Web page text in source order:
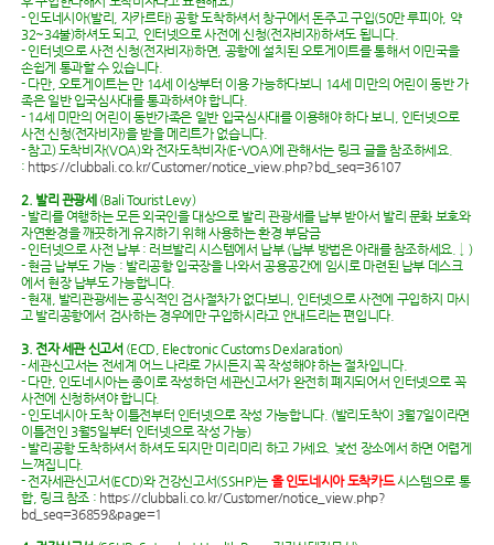
- 인도네시아(발리, 자카르타) 공항 도착하셔서 창구에서 돈주고 구입(50만 루피아, 약
32~34불)하셔도 되고, 인터넷으로 사전에 신청(전자비자)하셔도 됩니다.
- 인터넷으로 사전 신청(전자비자)하면, 공항에 설치된 오토게이트를 통해서 이민국을
손쉽게 통과할 수 있습니다.
- 다만, 오토게이트는 만 14세 이상부터 이용 가능하다보니 14세 미만의 어린이 동반 가
족은 일반 입국심사대를 통과하셔야 합니다.
- 14세 미만의 어린이 동반가족은 일반 입국심사대를 이용해야 하다 보니, 인터넷으로
사전 신청(전자비자)을 받을 메리트가 없습니다.
- 참고) 도착비자(VOA)와 전자도착비자(E-VOA)에 관해서는 링크 글을 참조하세요.
: https://clubbali.co.kr/Customer/notice_view.php?bd_seq=36107
2. 발리 관광세(Bali Tourist Levy)
- 발리를 여행하는 모든 외국인을 대상으로 발리 관광세를 납부 받아서 발리 문화 보호와
자연환경을 깨끗하게 유지하기 위해 사용하는 환경 부담금
- 인터넷으로 사전 납부 : 러브발리 시스템에서 납부 (납부 방법은 아래를 참조하세요. ↓ )
- 현금 납부도 가능 : 발리공항 입국장을 나와서 공용공간에 임시로 마련된 납부 데스크
에서 현장 납부도 가능합니다.
- 현재, 발리관광세는 공식적인 검사절차가 없다보니, 인터넷으로 사전에 구입하지 마시
고 발리공항에서 검사하는 경우에만 구입하시라고 안내드리는 편입니다.
3. 전자 세관 신고서(ECD, Electronic Customs Dexlaration)
- 세관신고서는 전세계 어느 나라로 가시든지 꼭 작성해야 하는 절차입니다.
- 다만, 인도네시아는 종이로 작성하던 세관신고서가 완전히 폐지되어서 인터넷으로 꼭
사전에 신청하셔야 합니다.
- 인도네시아 도착 이틀전부터 인터넷으로 작성 가능합니다. (발리도착이 3월7일이라면
이틀전인 3월5일부터 인터넷으로 작성 가능)
- 발리공항 도착하셔서 하셔도 되지만 미리미리 하고 가세요. 낯선 장소에서 하면 어렵게
느껴집니다.
- 전자세관신고서(ECD)와 건강신고서(SSHP)는 올 인도네시아 도착카드시스템으로 통
합, 링크 참조 : https://clubbali.co.kr/Customer/notice_view.php?
bd_seq=36859&page=1